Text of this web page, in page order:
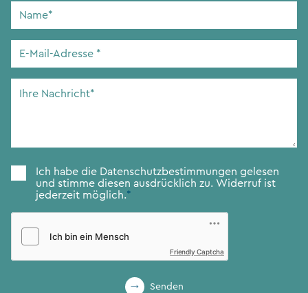
Name
E-
Adresse*
Ihre
Zustimmung*
Ich habe die Datenschutzbestimmungen gelesen
und stimme diesen ausdrücklich zu. Widerruf ist
jederzeit möglich.*
Friendly Captcha
Senden